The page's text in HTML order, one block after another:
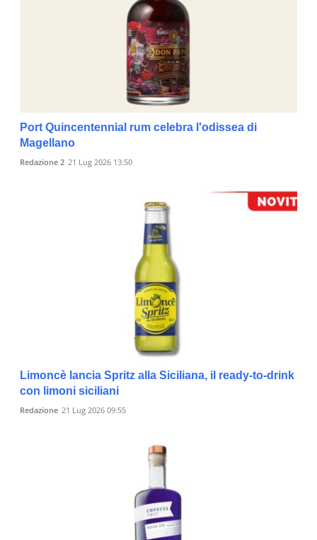
Port Quincentennial rum celebra l'odissea di
Magellano
Redazione 2 21 Lug 2026 13:50
Limoncè lancia Spritz alla Siciliana, il ready-to-drink
con limoni siciliani
Redazione 21 Lug 2026 09:55